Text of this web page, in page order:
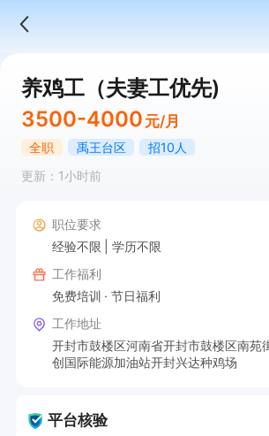
养鸡工（夫妻工优先)
3500-4000 元/月
全职 禹王台区
招10人
更新：1小时前
职位要求
经验不限
学历不限
工作福利
免费培训
节日福利
工作地址
开封市鼓楼区河南省开封市鼓楼区南苑
创国际能源加油站开封兴达种鸡场
平台核验